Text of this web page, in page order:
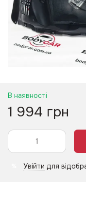
В наявності
1 994 грн
Увійти для